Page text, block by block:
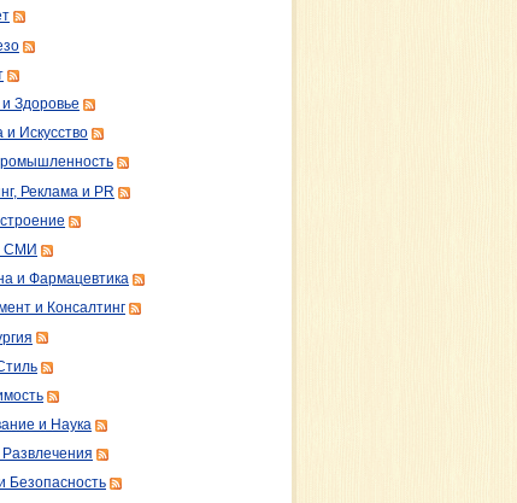
и Здоровье
и Искусство
Реклама и PR
СМИ
и Фармацевтика
и Консалтинг
и Наука
Безопасность